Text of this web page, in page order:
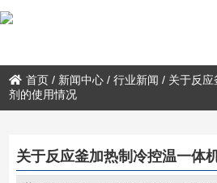
首页 / 新闻中心 /行业新闻 / 关于反
剂的使用情况
关于反应釜加热制冷控温一体